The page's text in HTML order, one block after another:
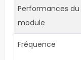
Performances du
module
Fréquence